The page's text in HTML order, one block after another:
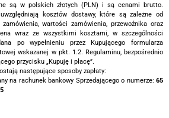
są w polskich złotych (PLN) i są cenami brutto.
kosztów dostawy, które są zależne od
wartości zamówienia, przewoźnika oraz
wraz ze wszystkimi kosztami, w szczególności
po wypełnieniu przez Kupującego formularza
wskazanej w pkt. 1.2. Regulaminu, bezpośrednio
przycisku „Kupuję i płacę”.
następujące sposoby zapłaty:
na rachunek bankowy Sprzedającego o numerze: 65